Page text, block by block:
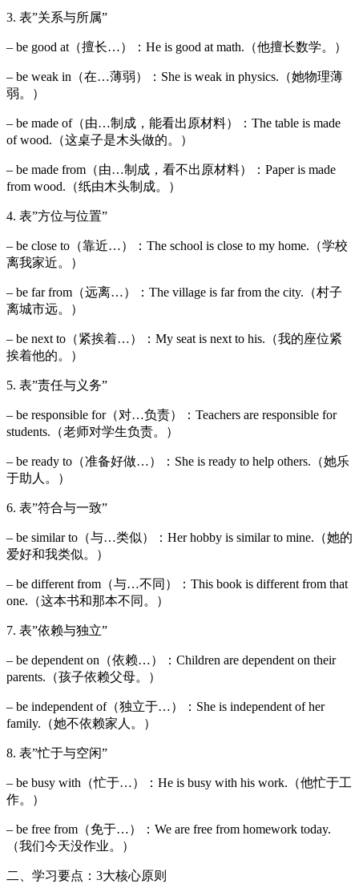
3. 表”关系与所属”
– be good at（擅长…）：He is good at math.（他擅长数学。）
– be weak in（在…薄弱）：She is weak in physics.（她物理薄
弱。）
– be made of（由…制成，能看出原材料）：The table is made
of wood.（这桌子是木头做的。）
– be made from（由…制成，看不出原材料）：Paper is made
from wood.（纸由木头制成。）
4. 表”方位与位置”
– be close to（靠近…）：The school is close to my home.（学校
离我家近。）
– be far from（远离…）：The village is far from the city.（村子
离城市远。）
– be next to（紧挨着…）：My seat is next to his.（我的座位紧
挨着他的。）
5. 表”责任与义务”
– be responsible for（对…负责）：Teachers are responsible for
students.（老师对学生负责。）
– be ready to（准备好做…）：She is ready to help others.（她乐
于助人。）
6. 表”符合与一致”
– be similar to（与…类似）：Her hobby is similar to mine.（她的
爱好和我类似。）
– be different from（与…不同）：This book is different from that
one.（这本书和那本不同。）
7. 表”依赖与独立”
– be dependent on（依赖…）：Children are dependent on their
parents.（孩子依赖父母。）
– be independent of（独立于…）：She is independent of her
family.（她不依赖家人。）
8. 表”忙于与空闲”
– be busy with（忙于…）：He is busy with his work.（他忙于工
作。）
– be free from（免于…）：We are free from homework today.
（我们今天没作业。）
二、学习要点：3大核心原则